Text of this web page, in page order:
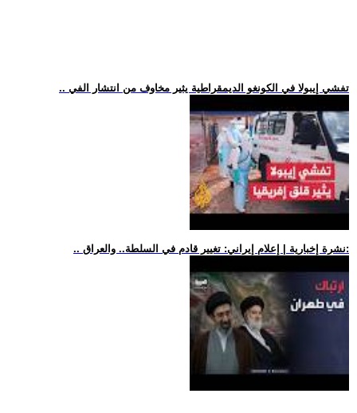
.. تفشي إيبولا في الكونغو الديمقراطية يثير مخاوف من انتشار الفي
.. نشرة إخبارية | إعلام إيراني: تغيير قادم في السلطة.. والعراق: